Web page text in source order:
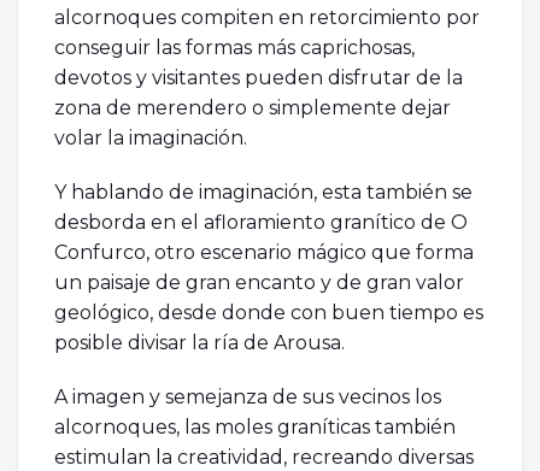
alcornoques compiten en retorcimiento por
conseguir las formas más caprichosas,
devotos y visitantes pueden disfrutar de la
zona de merendero o simplemente dejar
volar la imaginación.
Y hablando de imaginación, esta también se
desborda en el afloramiento granítico de O
Confurco, otro escenario mágico que forma
un paisaje de gran encanto y de gran valor
geológico, desde donde con buen tiempo es
posible divisar la ría de Arousa.
A imagen y semejanza de sus vecinos los
alcornoques, las moles graníticas también
estimulan la creatividad, recreando diversas